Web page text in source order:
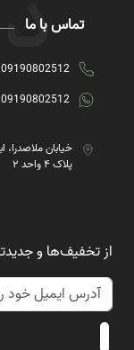
تماس با ما
09190802512
09190802512
خیابان
پلاک ۴ واحد ۲
از تخفیف‌ها و